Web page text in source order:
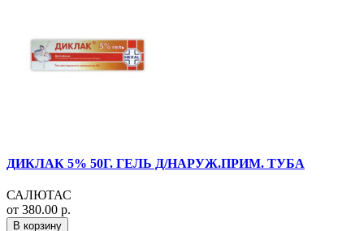
ДИКЛАК 5% 50Г. ГЕЛЬ Д/НАРУЖ.ПРИМ. ТУБА
САЛЮТАС
от 380.00 р.
В корзину